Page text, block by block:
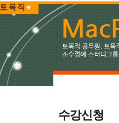
수강신청
토목직